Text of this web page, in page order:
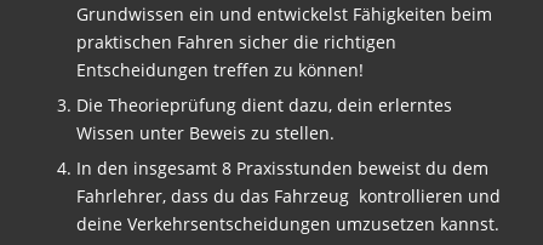
Grundwissen ein und entwickelst Fähigkeiten beim
praktischen Fahren sicher die richtigen
Entscheidungen treffen zu können!
Die Theorieprüfung dient dazu, dein erlerntes
Wissen unter Beweis zu stellen.
In den insgesamt 8 Praxisstunden beweist du dem
Fahrlehrer, dass du das Fahrzeug kontrollieren und
deine Verkehrsentscheidungen umzusetzen kannst.